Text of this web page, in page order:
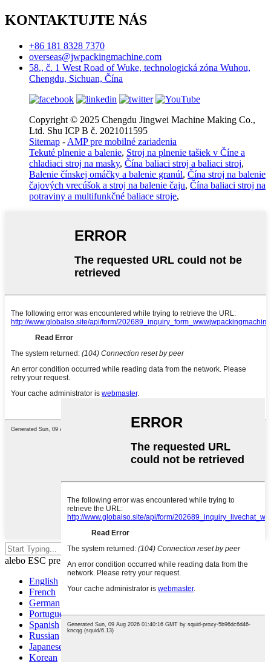
KONTAKTUJTE NÁS
+86 181 8328 7370
overseas@jwpackingmachine.com
58., č. 1 West Road of Wuke, technologická zóna Wuhou,
Chengdu, Sichuan, Čína
Copyright © 2025 Chengdu Jingwei Machine Making Co.,
Ltd. Shu ICP B č. 2021011595
Sitemap - AMP pre mobilné zariadenia
Tekuté plnenie a balenie, Stroj na plnenie tašiek v Číne a
chladiaci stroj na masky, Čína baliaci stroj a baliaci stroj,
Balenie čínskej omáčky a balenie granúl, Čína stroj na balenie
čajových vrecúšok a stroj na balenie čaju, Čína baliaci stroj na
potraviny a multifunkčné baliace stroje,
Stlačte Enter pre vyhľadávanie
alebo ESC pre zatvorenie
English
French
German
Portuguese
Spanish
Russian
Japanese
Korean